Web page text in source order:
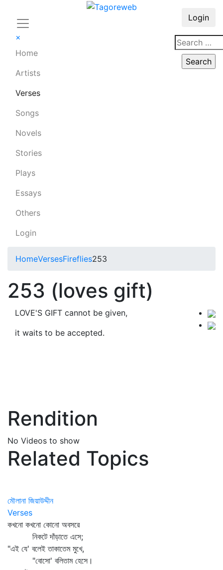
×
Home
Artists
Verses
Songs
Novels
Stories
Plays
Essays
Others
Login
Login
HomeVersesFireflies253
253 (loves gift)
LOVE'S GIFT cannot be given,
it waits to be accepted.
Rendition
No Videos to show
Related Topics
মৌলানা জিয়াউদ্দীন
Verses
কখনো কখনো কোনো অবসরে
নিকটে দাঁড়াতে এসে;
"এই যে' বলেই তাকাতেম মুখে,
"বোসো' বলিতাম হেসে।